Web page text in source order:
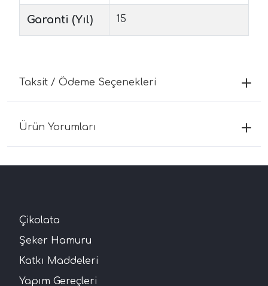
Garanti (Yıl) 15
Taksit / Ödeme Seçenekleri
Ürün Yorumları
Çikolata
Şeker Hamuru
Katkı Maddeleri
Yapım Gereçleri